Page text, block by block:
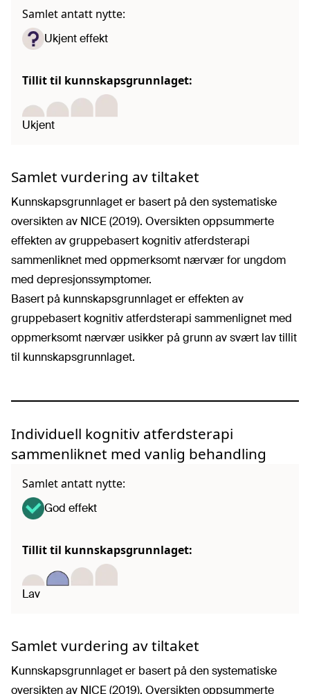
Samlet antatt nytte:
Ukjent effekt
Tillit til kunnskapsgrunnlaget:
Ukjent
Samlet vurdering av tiltaket
Kunnskapsgrunnlaget er basert på den systematiske
oversikten av NICE (2019). Oversikten oppsummerte
effekten av gruppebasert kognitiv atferdsterapi
sammenliknet med oppmerksomt nærvær for ungdom
med depresjonssymptomer.
Basert på kunnskapsgrunnlaget er effekten av
gruppebasert kognitiv atferdsterapi sammenlignet med
oppmerksomt nærvær usikker på grunn av svært lav tillit
til kunnskapsgrunnlaget.
Individuell kognitiv atferdsterapi
sammenliknet med vanlig behandling
Samlet antatt nytte:
God effekt
Tillit til kunnskapsgrunnlaget:
Lav
Samlet vurdering av tiltaket
Kunnskapsgrunnlaget er basert på den systematiske
oversikten av NICE (2019). Oversikten oppsummerte